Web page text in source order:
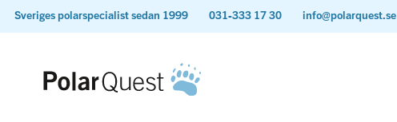
Sveriges polarspecialist sedan 1999 031-333 17 30 info@polarquest.se